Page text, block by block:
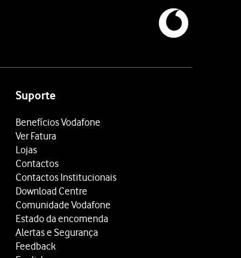
Suporte
Benefícios Vodafone
Ver Fatura
Lojas
Contactos
Contactos Institucionais
Download Centre
Comunidade Vodafone
Estado da encomenda
Alertas e Segurança
Feedback